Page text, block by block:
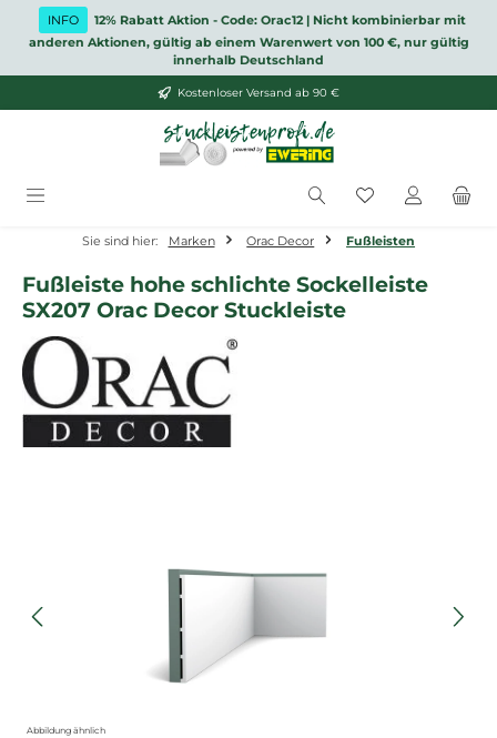
Zum Hauptinhalt springen
INFO
12% Rabatt Aktion - Code: Orac12 | Nicht kombinierbar mit
anderen Aktionen, gültig ab einem Warenwert von 100 €, nur gültig
innerhalb Deutschland
Kostenloser Versand ab 90 €
Du hast 0
Sie sind hier: Marken Orac Decor Fußleisten
Fußleiste hohe schlichte Sockelleiste
SX207 Orac Decor Stuckleiste
Abbildung ähnlich